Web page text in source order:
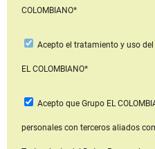
COLOMBIANO*
Acepto el tratamiento y uso del
EL COLOMBIANO*
Acepto que Grupo EL
personales con terceros aliados